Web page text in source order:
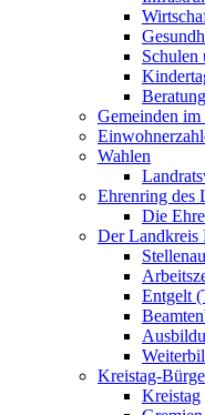
Schulen
Gemeinden
Wahlen
Ehrenring des
Die
Der Landkreis
Entgelt
Kreistag-
Kreistag